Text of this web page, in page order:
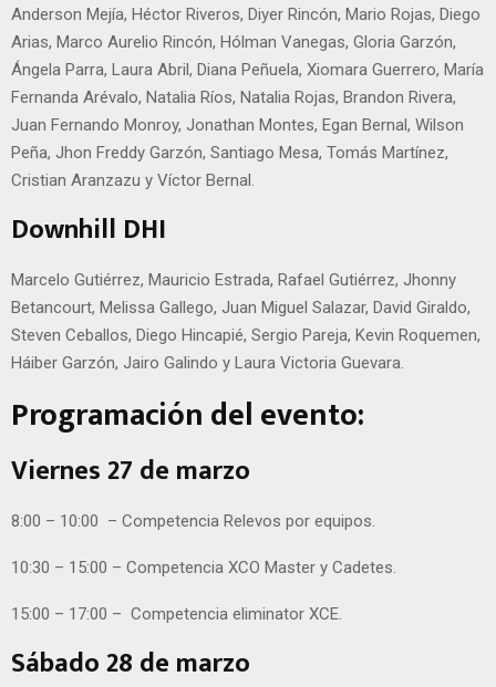
Anderson Mejía, Héctor Riveros, Diyer Rincón, Mario Rojas, Diego
Arias, Marco Aurelio Rincón, Hólman Vanegas, Gloria Garzón,
Ángela Parra, Laura Abril, Diana Peñuela, Xiomara Guerrero, María
Fernanda Arévalo, Natalia Ríos, Natalia Rojas, Brandon Rivera,
Juan Fernando Monroy, Jonathan Montes, Egan Bernal, Wilson
Peña, Jhon Freddy Garzón, Santiago Mesa, Tomás Martínez,
Cristian Aranzazu y Víctor Bernal.
Downhill DHI
Marcelo Gutiérrez, Mauricio Estrada, Rafael Gutiérrez, Jhonny
Betancourt, Melissa Gallego, Juan Miguel Salazar, David Giraldo,
Steven Ceballos, Diego Hincapié, Sergio Pareja, Kevin Roquemen,
Háiber Garzón, Jairo Galindo y Laura Victoria Guevara.
Programación del evento:
Viernes 27 de marzo
8:00 – 10:00 – Competencia Relevos por equipos.
10:30 – 15:00 – Competencia XCO Master y Cadetes.
15:00 – 17:00 – Competencia eliminator XCE.
Sábado 28 de marzo